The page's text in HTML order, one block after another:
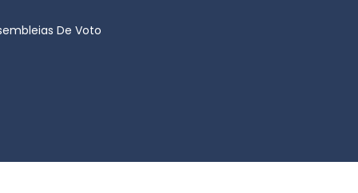
De Voto